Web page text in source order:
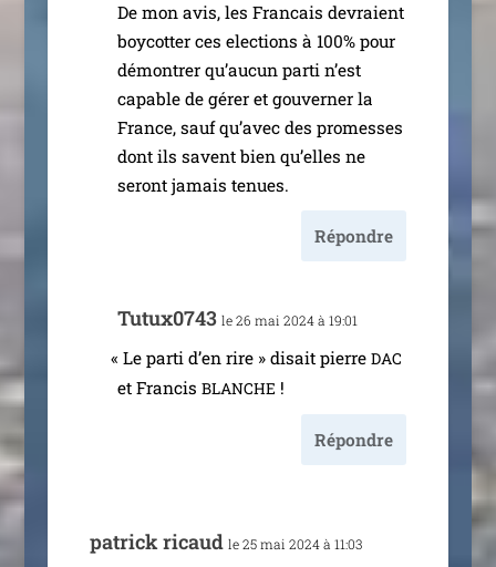
De mon avis, les Francais devraient
boy­cot­ter ces elec­tions à 100% pour
démon­trer qu’au­cun par­ti n’est
capable de gérer et gou­ver­ner la
France, sauf qu’a­vec des pro­messes
dont ils savent bien qu’elles ne
seront jamais tenues.
Répondre
Tutux0743 le 26 mai 2024 à 19:01
« Le par­ti d’en rire » disait pierre DAC
et Francis BLANCHE !
Répondre
patrick ricaud le 25 mai 2024 à 11:03